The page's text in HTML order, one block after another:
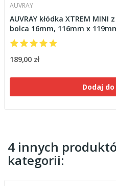
AUVRAY
AUVRAY kłódka XTREM
bolca 16mm, 116mm x
189,00 zł
Dodaj
4 innych
kategorii: